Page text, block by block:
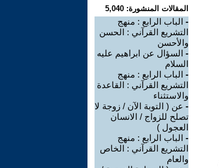
المقالات المنشورة: 5,040
- الباب الرابع : منهج
التشريع القرآني : الحسن
والأحسن
- السؤال عن ابراهيم عليه
السلام
- الباب الرابع : منهج
التشريع القرآني : القاعدة
والاستثناء
- عن ( التوبة الآن / زوجة لا
تصلح للزواج / الانسان
العجول )
- الباب الرابع : منهج
التشريع القرآني : الخاص
والعام